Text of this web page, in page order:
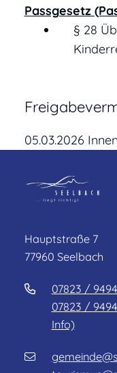
Passgesetz
§ 28
05.03.2026
Hauptstraße 7
77960 Seelbach
07823 /
07823 /
Info)